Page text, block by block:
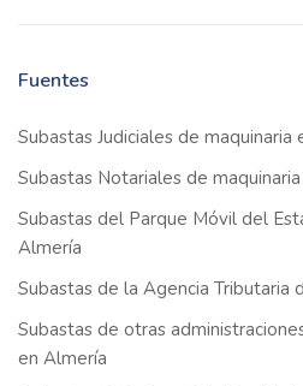
Fuentes
Subastas Judiciales de maquinaria
Subastas Notariales de
Subastas del Parque Móvil del
Almería
Subastas de la Agencia Tributaria
Subastas de otras
en Almería